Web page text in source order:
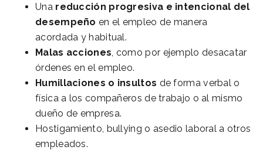
Unareducción progresiva e intencional del
desempeño en el empleo de manera
acordada y habitual.
Malas acciones, como por ejemplo desacatar
órdenes en el empleo.
Humillaciones o insultos de forma verbal o
física a los compañeros de trabajo o al mismo
dueño de empresa.
Hostigamiento, bullying o asedio laboral a otros
empleados.